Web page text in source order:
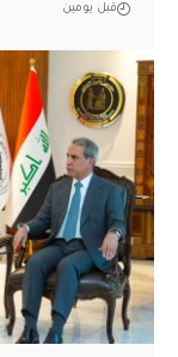
قبل يومين